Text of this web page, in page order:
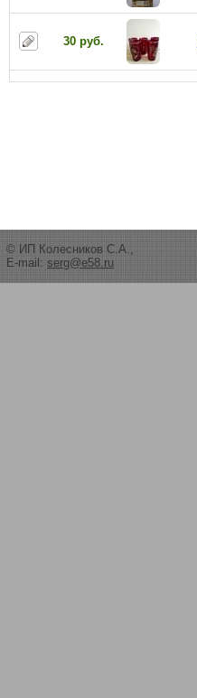
30 руб.
© ИП Колесников С.А.,
E-mail: serg@e58.ru